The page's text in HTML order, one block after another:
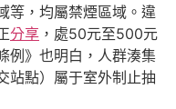
等，均屬禁煙區域。違
分享 ，處50元至500元
例》也明白，人群湊集
站點）屬于室外制止抽